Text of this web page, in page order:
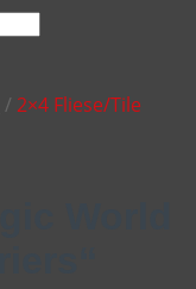
/ 2×4 Fliese/Tile